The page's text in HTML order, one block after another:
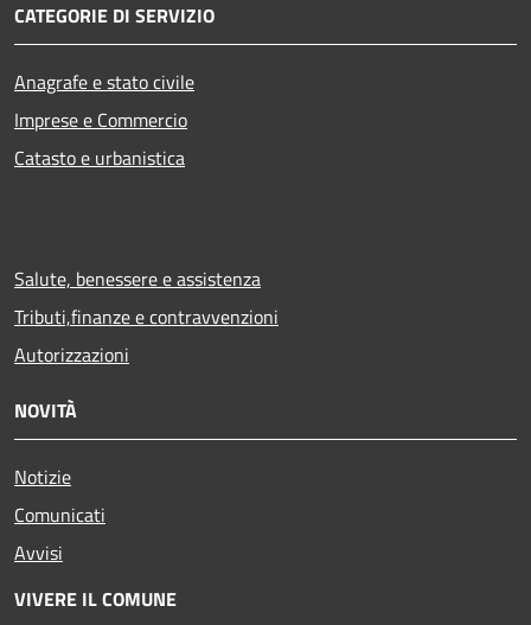
CATEGORIE DI SERVIZIO
Anagrafe e stato civile
Imprese e Commercio
Catasto e urbanistica
Salute, benessere e assistenza
Tributi,finanze e contravvenzioni
Autorizzazioni
NOVITÀ
Notizie
Comunicati
Avvisi
VIVERE IL COMUNE